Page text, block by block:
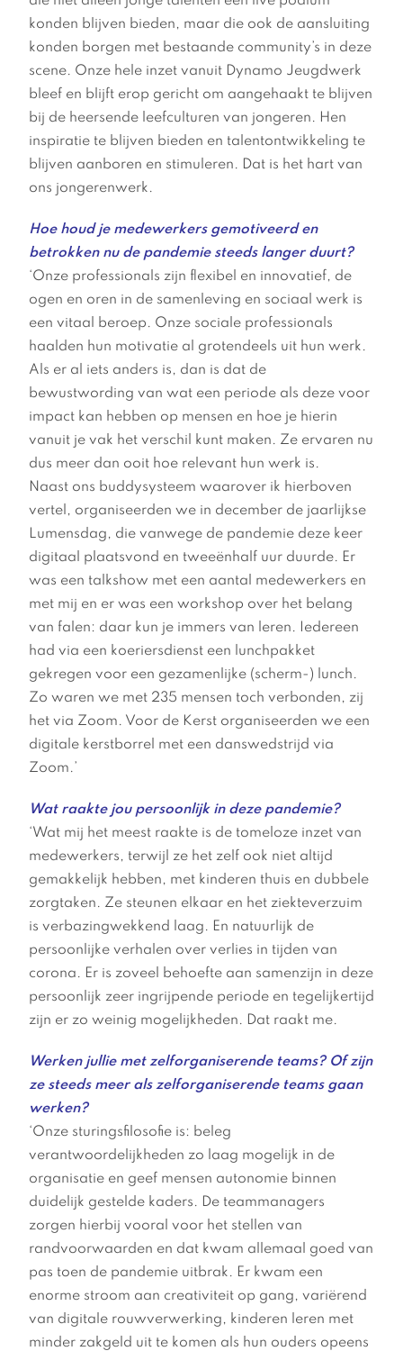
konden blijven bieden, maar die ook de aansluiting
konden borgen met bestaande community’s in deze
scene. Onze hele inzet vanuit Dynamo Jeugdwerk
bleef en blijft erop gericht om aangehaakt te blijven
bij de heersende leefculturen van jongeren. Hen
inspiratie te blijven bieden en talentontwikkeling te
blijven aanboren en stimuleren. Dat is het hart van
ons jongerenwerk.
Hoe houd je medewerkers gemotiveerd en
betrokken nu de pandemie steeds langer duurt?
‘Onze professionals zijn flexibel en innovatief, de
ogen en oren in de samenleving en sociaal werk is
een vitaal beroep. Onze sociale professionals
haalden hun motivatie al grotendeels uit hun werk.
Als er al iets anders is, dan is dat de
bewustwording van wat een periode als deze voor
impact kan hebben op mensen en hoe je hierin
vanuit je vak het verschil kunt maken. Ze ervaren nu
dus meer dan ooit hoe relevant hun werk is.
Naast ons buddysysteem waarover ik hierboven
vertel, organiseerden we in december de jaarlijkse
Lumensdag, die vanwege de pandemie deze keer
digitaal plaatsvond en tweeënhalf uur duurde. Er
was een talkshow met een aantal medewerkers en
met mij en er was een workshop over het belang
van falen: daar kun je immers van leren. Iedereen
had via een koeriersdienst een lunchpakket
gekregen voor een gezamenlijke (scherm-) lunch.
Zo waren we met 235 mensen toch verbonden, zij
het via Zoom. Voor de Kerst organiseerden we een
digitale kerstborrel met een danswedstrijd via
Zoom.’
Wat raakte jou persoonlijk in deze pandemie?
‘Wat mij het meest raakte is de tomeloze inzet van
medewerkers, terwijl ze het zelf ook niet altijd
gemakkelijk hebben, met kinderen thuis en dubbele
zorgtaken. Ze steunen elkaar en het ziekteverzuim
is verbazingwekkend laag. En natuurlijk de
persoonlijke verhalen over verlies in tijden van
corona. Er is zoveel behoefte aan samenzijn in deze
persoonlijk zeer ingrijpende periode en tegelijkertijd
zijn er zo weinig mogelijkheden. Dat raakt me.
Werken jullie met zelforganiserende teams? Of zijn
ze steeds meer als zelforganiserende teams gaan
werken?
‘Onze sturingsfilosofie is: beleg
verantwoordelijkheden zo laag mogelijk in de
organisatie en geef mensen autonomie binnen
duidelijk gestelde kaders. De teammanagers
zorgen hierbij vooral voor het stellen van
randvoorwaarden en dat kwam allemaal goed van
pas toen de pandemie uitbrak. Er kwam een
enorme stroom aan creativiteit op gang, variërend
van digitale rouwverwerking, kinderen leren met
minder zakgeld uit te komen als hun ouders opeens